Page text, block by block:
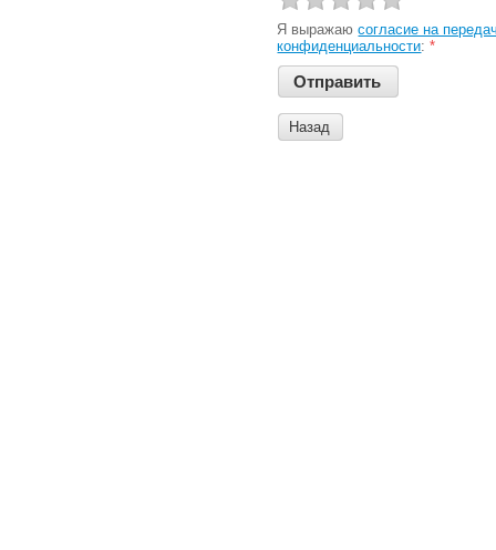
Я выражаюсогласие на
конфиденциальности:*
Назад